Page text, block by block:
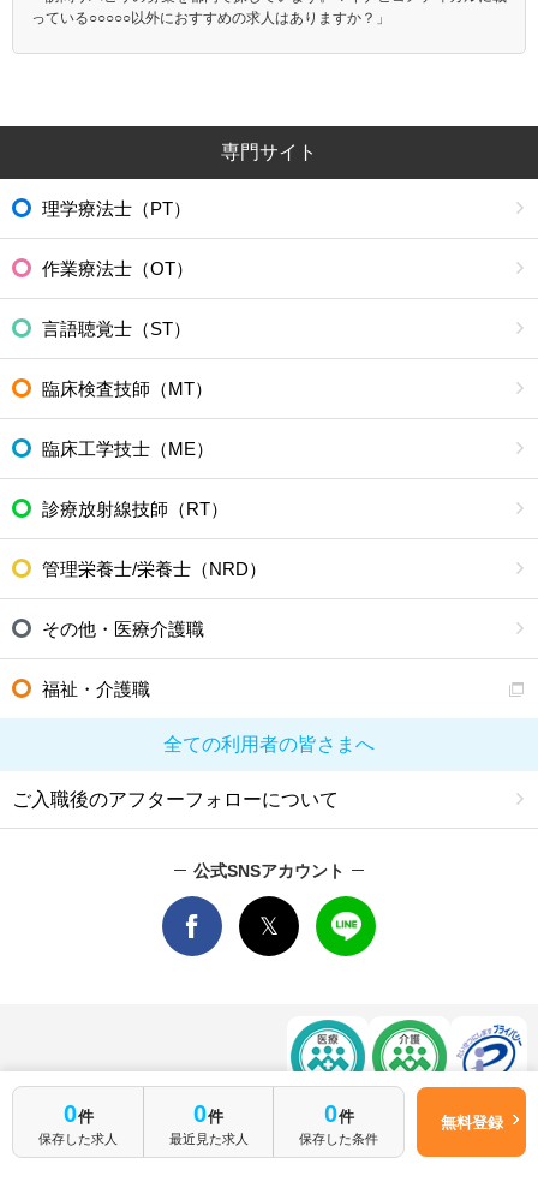
0件
保存した求人
0件
最近見た求人
0件
保存した条件
無料登録
っている○○○○○以外におすすめの求人はありますか？」
専門サイト
理学療法士（PT）
作業療法士（OT）
言語聴覚士（ST）
臨床検査技師（MT）
臨床工学技士（ME）
診療放射線技師（RT）
管理栄養士/栄養士（NRD）
その他・医療介護職
福祉・介護職
全ての利用者の皆さまへ
ご入職後のアフターフォローについて
公式SNSアカウント
関連サイト
マイナビDOCTOR マイナビ看護師 │ マイナビ薬剤師│ マイナビ保育士
運営会社